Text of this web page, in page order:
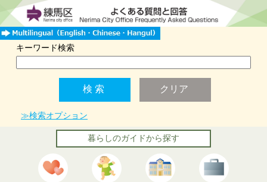
キーワード検索
≫検索オプション
暮らしのガイドから探す